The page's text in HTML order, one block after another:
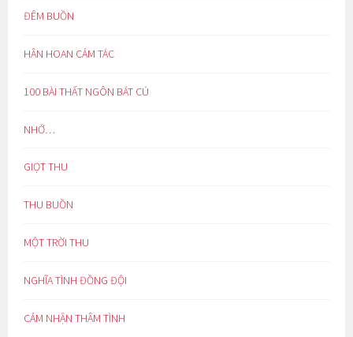
ĐÊM BUỒN
HÂN HOAN CẢM TÁC
100 BÀI THẤT NGÔN BÁT CÚ
NHỚ…
GIỌT THU
THU BUỒN
MỘT TRỜI THU
NGHĨA TÌNH ĐỒNG ĐỘI
CẢM NHẬN THÂM TÌNH